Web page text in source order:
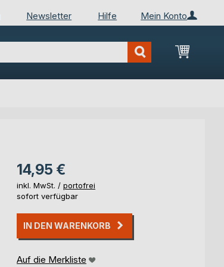
Mein Konto
Newsletter Hilfe
Mein
14,95 €
inkl. MwSt. / portofrei
sofort verfügbar
IN DEN WARENKORB
Auf die Merkliste